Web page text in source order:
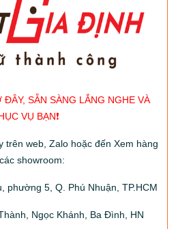
ĐÂY, SẴN SÀNG LẮNG NGHE VÀ
VỤ BẠN❗️
trên web, Zalo hoặc đến Xem hàng
showroom:
phường 5, Q. Phú Nhuận, TP.HCM
Ngọc Khánh, Ba Đình, HN